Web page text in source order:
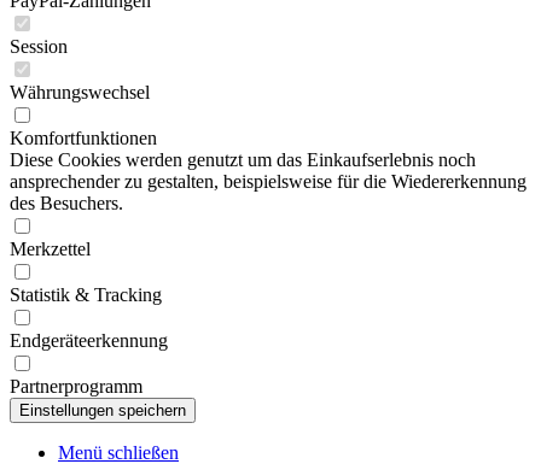
Session
Währungswechsel
Komfortfunktionen
Diese Cookies werden genutzt um das Einkaufserlebnis noch
ansprechender zu gestalten, beispielsweise für die Wiedererkennung
des Besuchers.
Merkzettel
Statistik & Tracking
Endgeräteerkennung
Partnerprogramm
Menü schließen